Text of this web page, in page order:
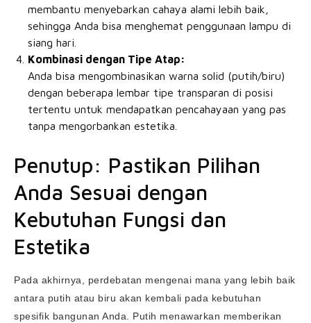
membantu menyebarkan cahaya alami lebih baik,
sehingga Anda bisa menghemat penggunaan lampu di
siang hari.
Kombinasi dengan Tipe Atap:
Anda bisa mengombinasikan warna solid (putih/biru)
dengan beberapa lembar tipe transparan di posisi
tertentu untuk mendapatkan pencahayaan yang pas
tanpa mengorbankan estetika.
Penutup: Pastikan Pilihan
Anda Sesuai dengan
Kebutuhan Fungsi dan
Estetika
Pada akhirnya, perdebatan mengenai mana yang lebih baik
antara putih atau biru akan kembali pada kebutuhan
spesifik bangunan Anda. Putih menawarkan memberikan